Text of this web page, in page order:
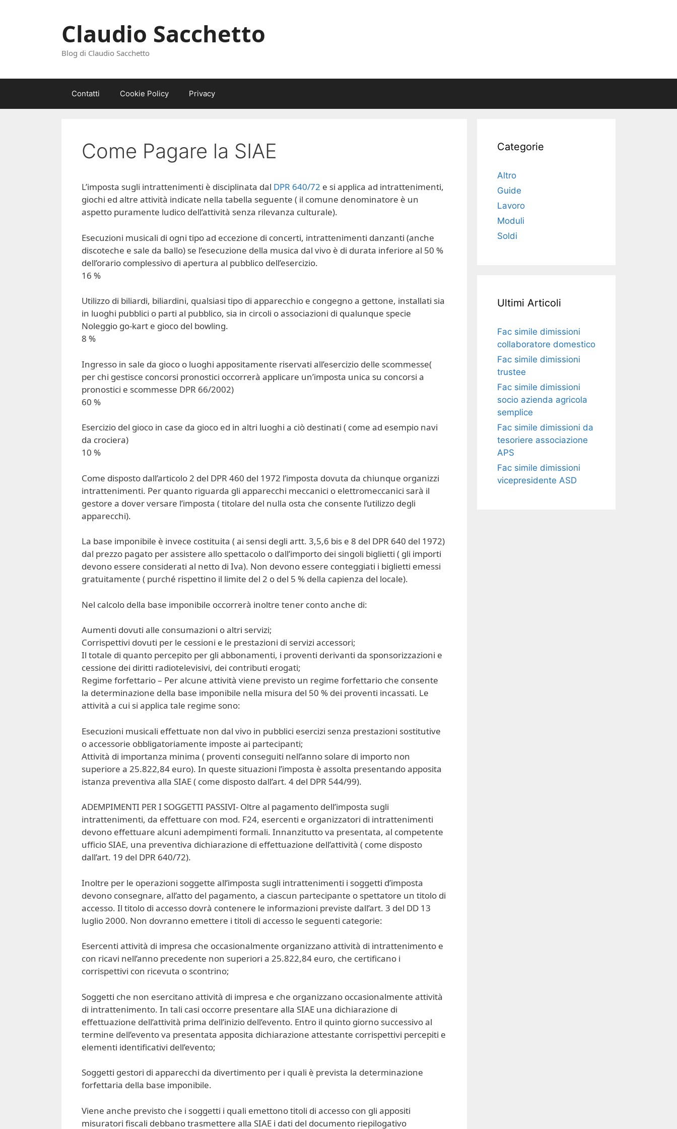
Claudio Sacchetto
Blog di Claudio Sacchetto
Contatti Cookie Policy Privacy
Come Pagare la SIAE
L’imposta sugli intrattenimenti è disciplinata dal DPR 640/72 e si applica ad intrattenimenti,
giochi ed altre attività indicate nella tabella seguente ( il comune denominatore è un
aspetto puramente ludico dell’attività senza rilevanza culturale).
Esecuzioni musicali di ogni tipo ad eccezione di concerti, intrattenimenti danzanti (anche
discoteche e sale da ballo) se l’esecuzione della musica dal vivo è di durata inferiore al 50 %
dell’orario complessivo di apertura al pubblico dell’esercizio.
16 %
Utilizzo di biliardi, biliardini, qualsiasi tipo di apparecchio e congegno a gettone, installati sia
in luoghi pubblici o parti al pubblico, sia in circoli o associazioni di qualunque specie
Noleggio go-kart e gioco del bowling.
8 %
Ingresso in sale da gioco o luoghi appositamente riservati all’esercizio delle scommesse(
per chi gestisce concorsi pronostici occorrerà applicare un’imposta unica su concorsi a
pronostici e scommesse DPR 66/2002)
60 %
Esercizio del gioco in case da gioco ed in altri luoghi a ciò destinati ( come ad esempio navi
da crociera)
10 %
Come disposto dall’articolo 2 del DPR 460 del 1972 l’imposta dovuta da chiunque organizzi
intrattenimenti. Per quanto riguarda gli apparecchi meccanici o elettromeccanici sarà il
gestore a dover versare l’imposta ( titolare del nulla osta che consente l’utilizzo degli
apparecchi).
La base imponibile è invece costituita ( ai sensi degli artt. 3,5,6 bis e 8 del DPR 640 del 1972)
dal prezzo pagato per assistere allo spettacolo o dall’importo dei singoli biglietti ( gli importi
devono essere considerati al netto di Iva). Non devono essere conteggiati i biglietti emessi
gratuitamente ( purché rispettino il limite del 2 o del 5 % della capienza del locale).
Nel calcolo della base imponibile occorrerà inoltre tener conto anche di:
Aumenti dovuti alle consumazioni o altri servizi;
Corrispettivi dovuti per le cessioni e le prestazioni di servizi accessori;
Il totale di quanto percepito per gli abbonamenti, i proventi derivanti da sponsorizzazioni e
cessione dei diritti radiotelevisivi, dei contributi erogati;
Regime forfettario – Per alcune attività viene previsto un regime forfettario che consente
la determinazione della base imponibile nella misura del 50 % dei proventi incassati. Le
attività a cui si applica tale regime sono:
Esecuzioni musicali effettuate non dal vivo in pubblici esercizi senza prestazioni sostitutive
o accessorie obbligatoriamente imposte ai partecipanti;
Attività di importanza minima ( proventi conseguiti nell’anno solare di importo non
superiore a 25.822,84 euro). In queste situazioni l’imposta è assolta presentando apposita
istanza preventiva alla SIAE ( come disposto dall’art. 4 del DPR 544/99).
ADEMPIMENTI PER I SOGGETTI PASSIVI- Oltre al pagamento dell’imposta sugli
intrattenimenti, da effettuare con mod. F24, esercenti e organizzatori di intrattenimenti
devono effettuare alcuni adempimenti formali. Innanzitutto va presentata, al competente
ufficio SIAE, una preventiva dichiarazione di effettuazione dell’attività ( come disposto
dall’art. 19 del DPR 640/72).
Inoltre per le operazioni soggette all’imposta sugli intrattenimenti i soggetti d’imposta
devono consegnare, all’atto del pagamento, a ciascun partecipante o spettatore un titolo di
accesso. Il titolo di accesso dovrà contenere le informazioni previste dall’art. 3 del DD 13
luglio 2000. Non dovranno emettere i titoli di accesso le seguenti categorie:
Esercenti attività di impresa che occasionalmente organizzano attività di intrattenimento e
con ricavi nell’anno precedente non superiori a 25.822,84 euro, che certificano i
corrispettivi con ricevuta o scontrino;
Soggetti che non esercitano attività di impresa e che organizzano occasionalmente attività
di intrattenimento. In tali casi occorre presentare alla SIAE una dichiarazione di
effettuazione dell’attività prima dell’inizio dell’evento. Entro il quinto giorno successivo al
termine dell’evento va presentata apposita dichiarazione attestante corrispettivi percepiti e
elementi identificativi dell’evento;
Soggetti gestori di apparecchi da divertimento per i quali è prevista la determinazione
forfettaria della base imponibile.
Viene anche previsto che i soggetti i quali emettono titoli di accesso con gli appositi
misuratori fiscali debbano trasmettere alla SIAE i dati del documento riepilogativo
Categorie
Altro
Guide
Lavoro
Moduli
Soldi
Ultimi Articoli
Fac simile dimissioni
collaboratore domestico​​​
Fac simile dimissioni
trustee​​​
Fac simile ​dimissioni
socio azienda agricola
semplice​​​
Fac simile dimissioni da
tesoriere associazione
APS​​
Fac simile dimissioni
vicepresidente ASD​​